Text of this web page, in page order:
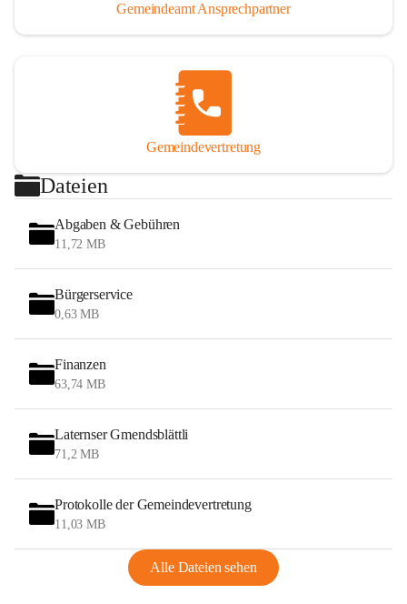
Gemeindeamt Ansprechpartner
Gemeindevertretung
Dateien
Abgaben & Gebühren
11,72 MB
Bürgerservice
0,63 MB
Finanzen
63,74 MB
Laternser Gmendsblättli
71,2 MB
Protokolle der Gemeindevertretung
11,03 MB
Alle Dateien sehen